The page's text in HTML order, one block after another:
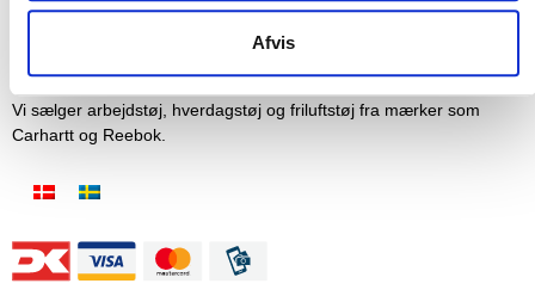
Afvis
Vi sælger arbejdstøj, hverdagstøj og friluftstøj fra mærker som
Carhartt og Reebok.